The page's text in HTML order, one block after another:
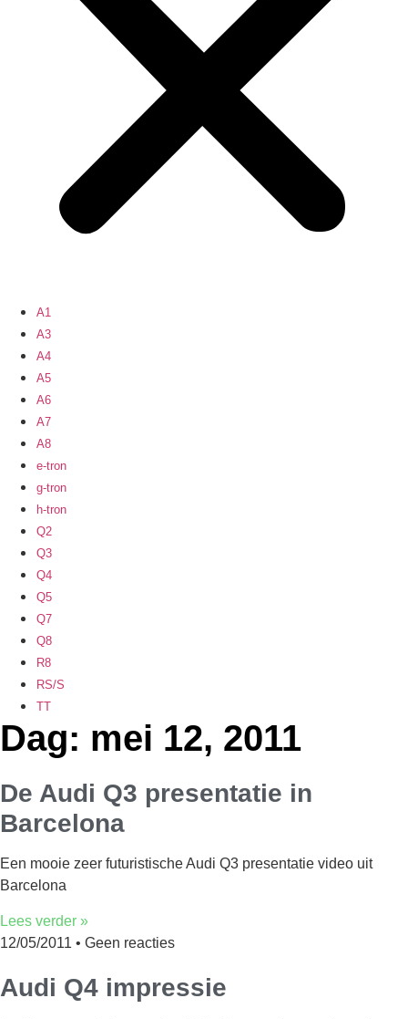
A1
A3
A4
A5
A6
A7
A8
e-tron
g-tron
h-tron
Q2
Q3
Q4
Q5
Q7
Q8
R8
RS/S
TT
Dag: mei 12, 2011
De Audi Q3 presentatie in
Barcelona
Een mooie zeer futuristische Audi Q3 presentatie video uit
Barcelona
Lees verder »
12/05/2011
Geen reacties
Audi Q4 impressie